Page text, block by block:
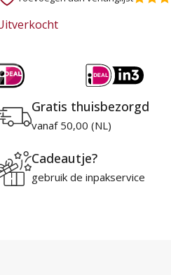
Gratis thuisbezorgd
vanaf 50,00 (NL)
Cadeautje?
gebruik de inpakservice